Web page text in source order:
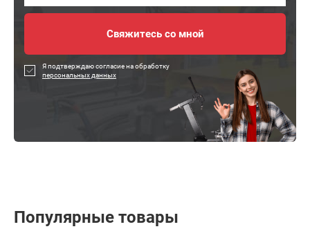
Я подтверждаю согласие на обработку
персональных данных
Популярные товары